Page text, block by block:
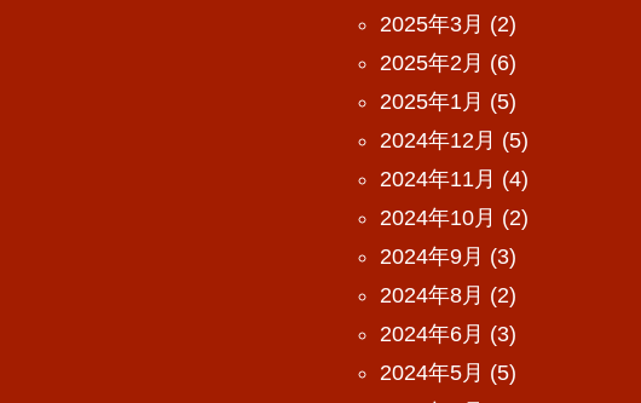
2025年3月 (2)
2025年2月 (6)
2025年1月 (5)
2024年12月 (5)
2024年11月 (4)
2024年10月 (2)
2024年9月 (3)
2024年8月 (2)
2024年6月 (3)
2024年5月 (5)